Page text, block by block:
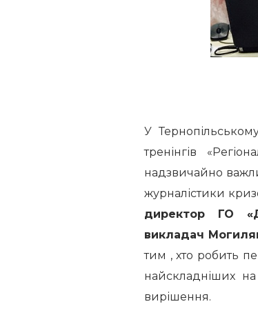
У
тренінгів
надзвичайно
журналістики
директор ГО
викладач
тим , хто робить
найскладніших
вирішення.